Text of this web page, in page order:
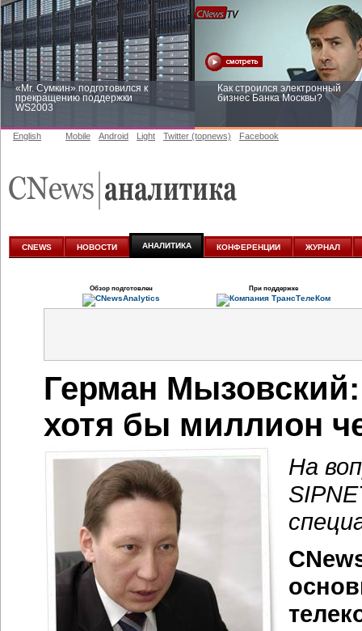
«Mr. Сумкин» подготовился к
прекращению поддержки
WS2003
Как строился электронный
бизнес Банка Москвы?
аналитике
English Mobile Android Light Twitter (topnews) Facebook
CNEWS НОВОСТИ АНАЛИТИКА КОНФЕРЕНЦИИ ЖУРНАЛ
Обзор подготовлен При поддержке
Герман
хотя бы миллион
На